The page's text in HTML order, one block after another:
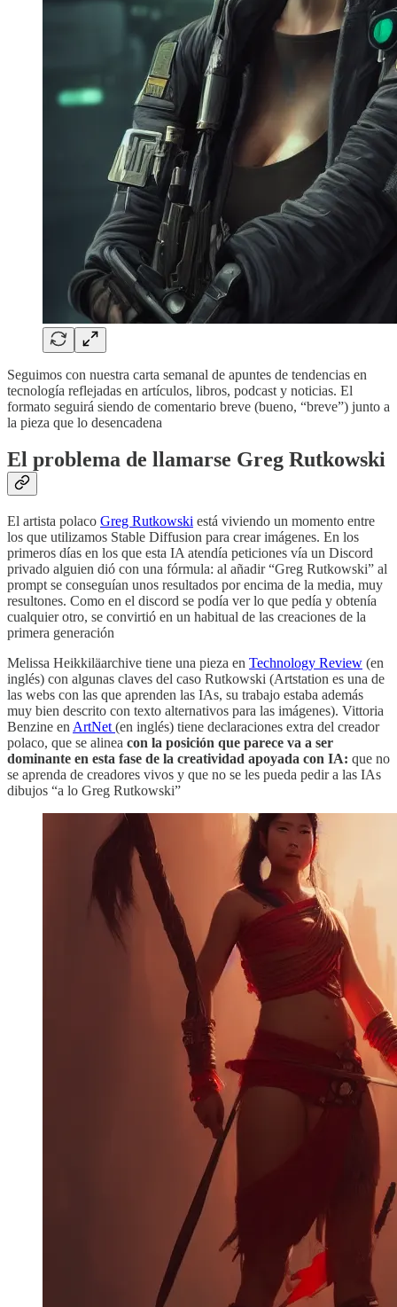
Seguimos con nuestra carta semanal de apuntes de tendencias en
tecnología reflejadas en artículos, libros, podcast y noticias. El
formato seguirá siendo de comentario breve (bueno, “breve”) junto a
la pieza que lo desencadena
El problema de llamarse Greg Rutkowski
El artista polaco Greg Rutkowski está viviendo un momento entre
los que utilizamos Stable Diffusion para crear imágenes. En los
primeros días en los que esta IA atendía peticiones vía un Discord
privado alguien dió con una fórmula: al añadir “Greg Rutkowski” al
prompt se conseguían unos resultados por encima de la media, muy
resultones. Como en el discord se podía ver lo que pedía y obtenía
cualquier otro, se convirtió en un habitual de las creaciones de la
primera generación
Melissa Heikkiläarchive tiene una pieza en Technology Review (en
inglés) con algunas claves del caso Rutkowski (Artstation es una de
las webs con las que aprenden las IAs, su trabajo estaba además
muy bien descrito con texto alternativos para las imágenes). Vittoria
Benzine en ArtNet (en inglés) tiene declaraciones extra del creador
polaco, que se alinea con la posición que parece va a ser
dominante en esta fase de la creatividad apoyada con IA: que no
se aprenda de creadores vivos y que no se les pueda pedir a las IAs
dibujos “a lo Greg Rutkowski”